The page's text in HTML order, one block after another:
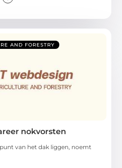
AND FORESTRY
nokvorsten
van het dak liggen, noemt